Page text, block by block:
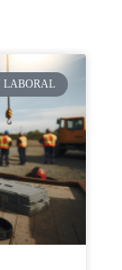
LABORAL